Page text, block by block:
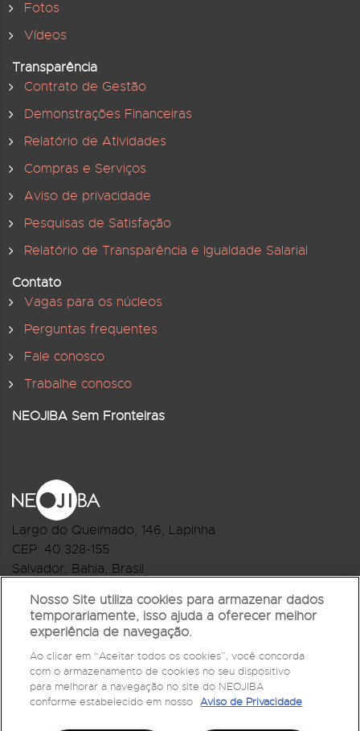
Fotos
Vídeos
Transparência
Contrato de Gestão
Demonstrações Financeiras
Relatório de Atividades
Compras e Serviços
Aviso de privacidade
Pesquisas de Satisfação
Relatório de Transparência e Igualdade Salarial
Contato
Vagas para os núcleos
Perguntas frequentes
Fale conosco
Trabalhe conosco
NEOJIBA Sem Fronteiras
Largo do Queimado, 146, Lapinha
CEP: 40.328-155
Salvador, Bahia, Brasil
R.Monte Castelo Nº 62, Bairro Barbalho
CEP: 40.301-210
Salvador, Bahia, Brasil
Telefone:(71) 3032-1073
Nosso Site utiliza cookies para armazenar dados
temporariamente, isso ajuda a oferecer melhor
experiência de navegação.
Ao clicar em “Aceitar todos os cookies”, você concorda
com o armazenamento de cookies no seu dispositivo
para melhorar a navegação no site do NEOJIBA
conforme estabelecido em nosso Aviso de Privacidade